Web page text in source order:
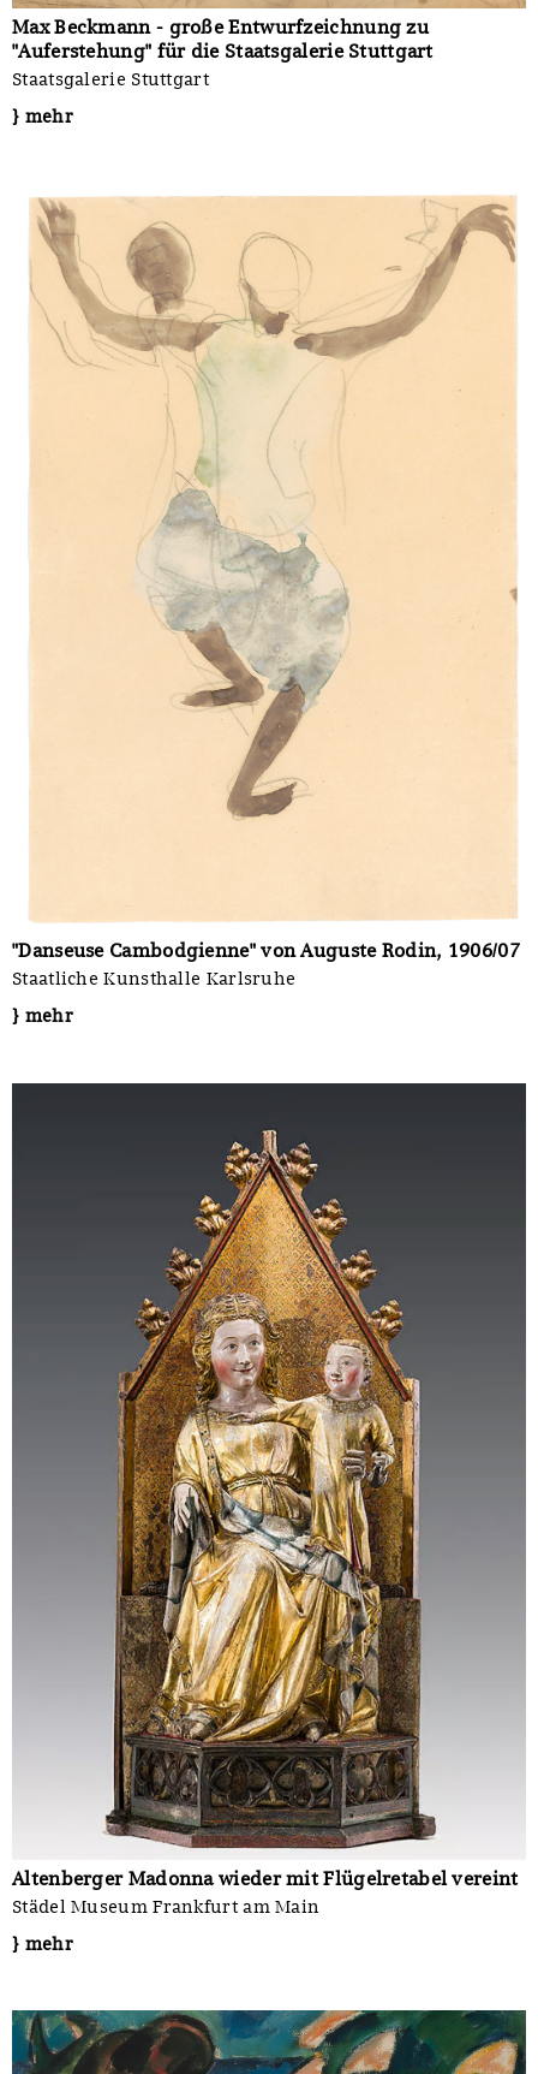
Max Beckmann - große Entwurfzeichnung zu
"Auferstehung" für die Staatsgalerie Stuttgart
Staatsgalerie Stuttgart
} mehr
"Danseuse Cambodgienne" von Auguste Rodin, 1906/07
Staatliche Kunsthalle Karlsruhe
} mehr
Altenberger Madonna wieder mit Flügelretabel vereint
Städel Museum Frankfurt am Main
} mehr